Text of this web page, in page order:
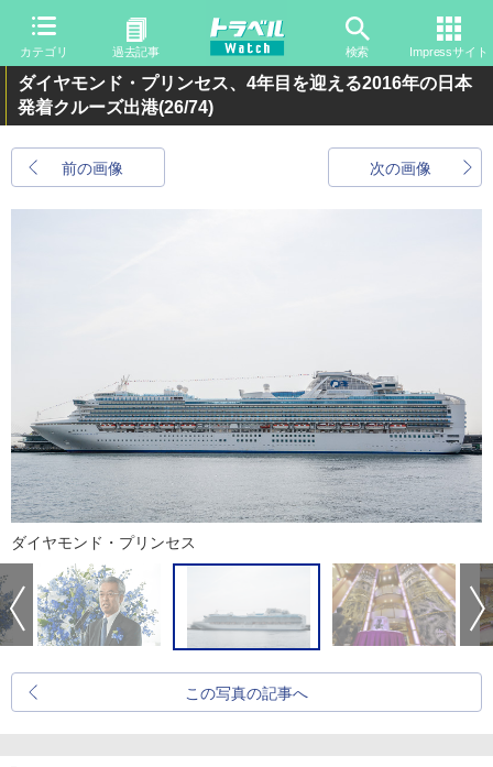
カテゴリ 過去記事 検索 Impressサイト
ダイヤモンド・プリンセス、4年目を迎える2016年の日本
発着クルーズ出港(26/74)
前の画像 次の画像
ダイヤモンド・プリンセス
この写真の記事へ